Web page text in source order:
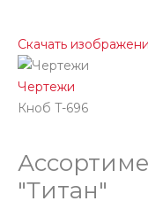
Скачать
Чертежи
Кноб T-696
"Титан"